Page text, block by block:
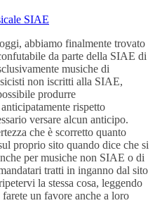
abbiamo finalmente trovato
da parte della SIAE di
musiche di
non iscritti alla SIAE,
produrre
rispetto
versare alcun anticipo.
che è scorretto quanto
proprio sito quando dice che si
per musiche non SIAE o di
tratti in inganno dal sito
la stessa cosa, leggendo
un favore anche a loro